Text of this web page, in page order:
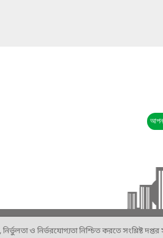
ও নির্ভরযোগ্যতা নিশ্চিত করতে সংশ্লিষ্ট দপ্তর